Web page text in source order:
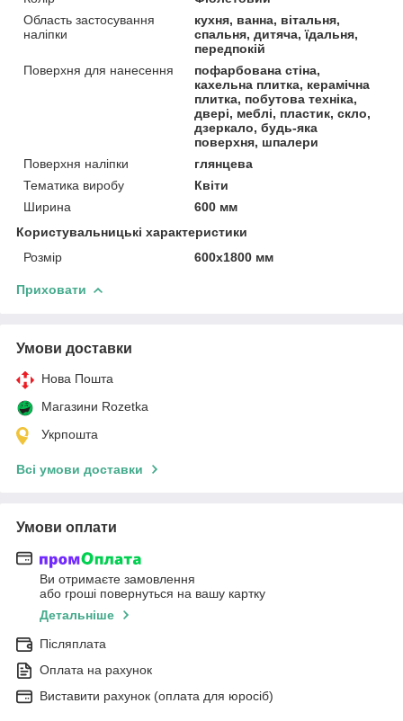
Область застосування
наліпки
кухня, ванна, вітальня,
спальня, дитяча, їдальня,
передпокій
Поверхня для нанесення
пофарбована стіна,
кахельна плитка, керамічна
плитка, побутова техніка,
двері, меблі, пластик, скло,
дзеркало, будь-яка
поверхня, шпалери
Поверхня наліпки
глянцева
Тематика виробу
Квіти
Ширина
600 мм
Користувальницькі характеристики
Розмір
600х1800 мм
Приховати
Умови доставки
Нова Пошта
Магазини Rozetka
Укрпошта
Всі умови доставки
Умови оплати
Ви отримаєте замовлення
або гроші повернуться на вашу картку
Детальніше
Післяплата
Оплата на рахунок
Виставити рахунок (оплата для юросіб)